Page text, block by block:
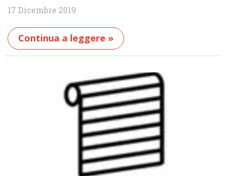
17 Dicembre 2019
Continua a leggere »